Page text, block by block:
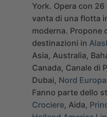
York. Opera con
vanta di una flotta
moderna. Propone
destinazioni in
Asia, Australia,
Canada, Canale di
Dubai, Nord Europa
Fanno parte dello
Crociere, Aida,